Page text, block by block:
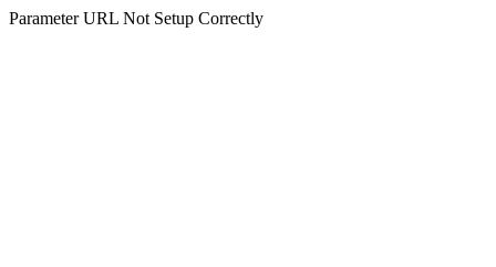
Parameter URL Not Setup Correctly